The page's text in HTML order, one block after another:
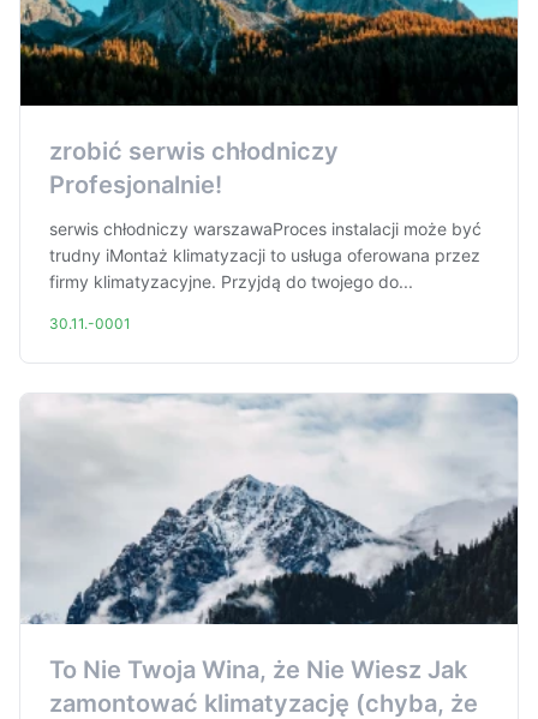
zrobić serwis chłodniczy
Profesjonalnie!
serwis chłodniczy warszawaProces instalacji może być
trudny iMontaż klimatyzacji to usługa oferowana przez
firmy klimatyzacyjne. Przyjdą do twojego do...
30.11.-0001
To Nie Twoja Wina, że Nie Wiesz Jak
zamontować klimatyzację (chyba, że